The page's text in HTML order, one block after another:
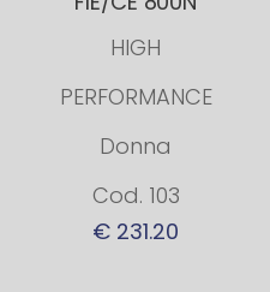
HIGH
PERFORMANCE
Donna
Cod. 103
€ 231.20